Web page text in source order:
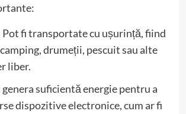
Pot fi transportate cu ușurință, fiind
drumeții, pescuit sau alte
liber.
genera suficientă energie pentru a
dispozitive electronice, cum ar fi